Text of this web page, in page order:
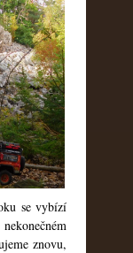
se vybízí
znovu,